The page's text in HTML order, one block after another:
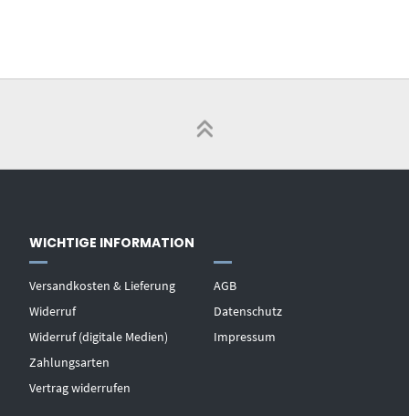
WICHTIGE INFORMATION
Versandkosten & Lieferung
Widerruf
Widerruf (digitale Medien)
Zahlungsarten
Vertrag widerrufen
AGB
Datenschutz
Impressum